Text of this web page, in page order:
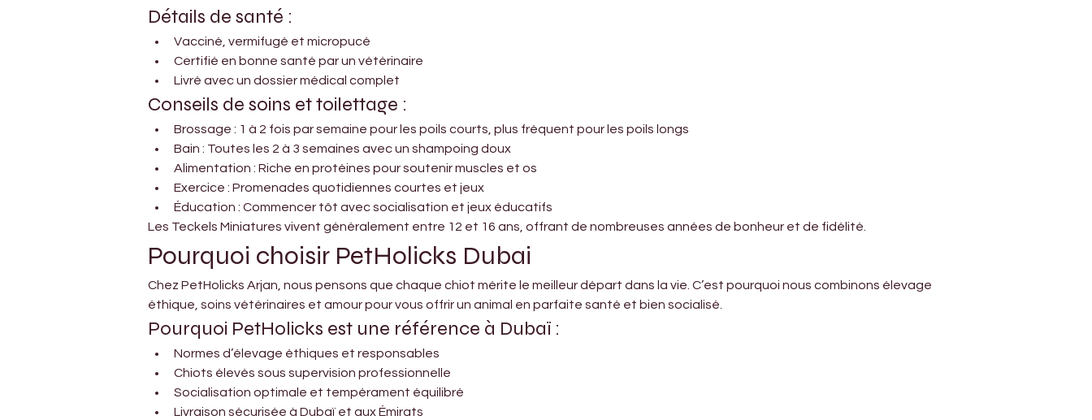
Détails de santé :
Vacciné, vermifugé et micropucé
Certifié en bonne santé par un vétérinaire
Livré avec un dossier médical complet
Conseils de soins et toilettage :
Brossage : 1 à 2 fois par semaine pour les poils courts, plus fréquent pour les poils longs
Bain : Toutes les 2 à 3 semaines avec un shampoing doux
Alimentation : Riche en protéines pour soutenir muscles et os
Exercice : Promenades quotidiennes courtes et jeux
Éducation : Commencer tôt avec socialisation et jeux éducatifs
Les Teckels Miniatures vivent généralement entre 12 et 16 ans, offrant de nombreuses années de bonheur et de fidélité.
Pourquoi choisir PetHolicks Dubai
Chez PetHolicks Arjan, nous pensons que chaque chiot mérite le meilleur départ dans la vie. C’est pourquoi nous combinons élevage
éthique, soins vétérinaires et amour pour vous offrir un animal en parfaite santé et bien socialisé.
Pourquoi PetHolicks est une référence à Dubaï :
Normes d’élevage éthiques et responsables
Chiots élevés sous supervision professionnelle
Socialisation optimale et tempérament équilibré
Livraison sécurisée à Dubaï et aux Émirats